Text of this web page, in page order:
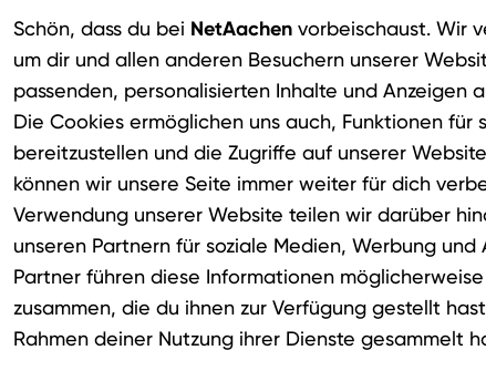
Schön, dass du bei NetAachen vorbeischaust. Wir
um dir und allen anderen Besuchern unserer
passenden, personalisierten Inhalte und Anzeigen
Die Cookies ermöglichen uns auch, Funktionen für
bereitzustellen und die Zugriffe auf unserer
können wir unsere Seite immer weiter für dich
Verwendung unserer Website teilen wir darüber
unseren Partnern für soziale Medien, Werbung und
Partner führen diese Informationen
zusammen, die du ihnen zur Verfügung gestellt
Rahmen deiner Nutzung ihrer Dienste gesammelt
oder Empfangen von E-
E-Mails versendet oder empfängt:
(WLAN oder mobile Daten)
und Verschlüsselung
und mögliche E-Mail-Regeln